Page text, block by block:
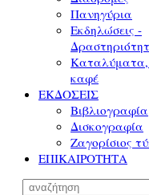
Πανηγύρια
Εκδηλώσεις -
Καταλύματα,
καφέ
ΕΚΔΟΣΕΙΣ
Βιβλιογραφία
Δισκογραφία
Ζαγορίσιος
ΕΠΙΚΑΙΡΟΤΗΤΑ